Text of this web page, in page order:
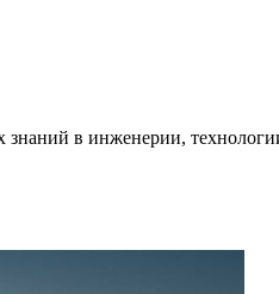
в инженерии,